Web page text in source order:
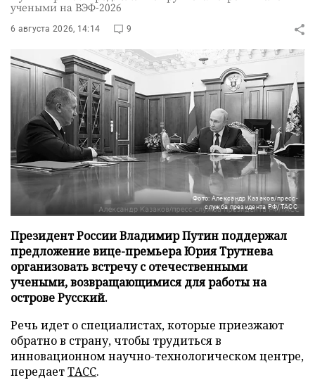
учеными на ВЭФ-2026
6 августа 2026, 14:14 9
Фото: Александр Казаков/пресс-
служба президента РФ/ТАСС
Президент России Владимир Путин поддержал
предложение вице-премьера Юрия Трутнева
организовать встречу с отечественными
учеными, возвращающимися для работы на
острове Русский.
Речь идет о специалистах, которые приезжают
обратно в страну, чтобы трудиться в
инновационном научно-технологическом центре,
передаетТАСС.